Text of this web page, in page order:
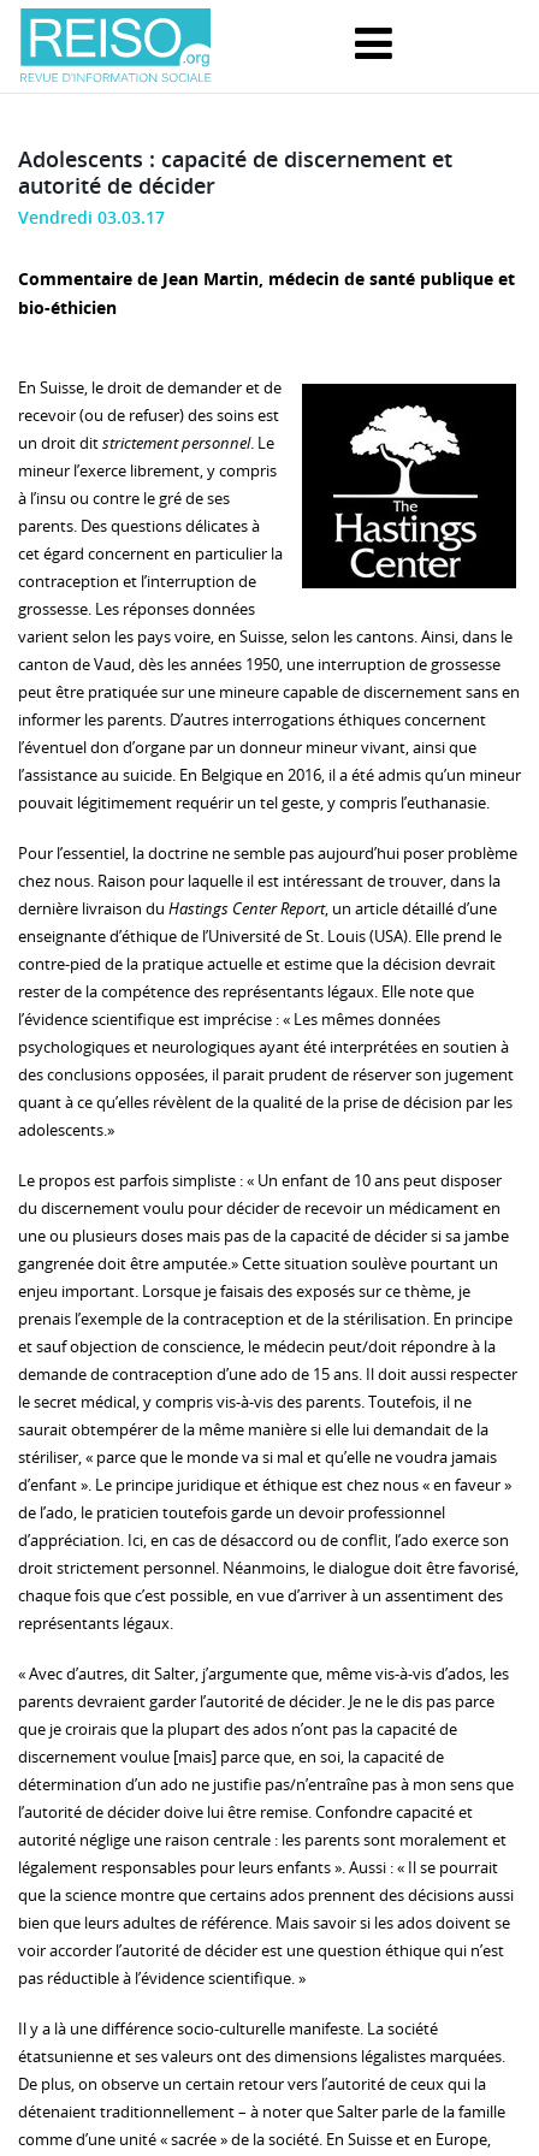
Adolescents : capacité de discernement et
autorité de décider
Vendredi 03.03.17
Commentaire de Jean Martin, médecin de santé publique et
bio-éthicien
En Suisse, le droit de demander et de
recevoir (ou de refuser) des soins est
un droit ditstrictement personnel. Le
mineur l’exerce librement, y compris
à l’insu ou contre le gré de ses
parents. Des questions délicates à
cet égard concernent en particulier la
contraception et l’interruption de
grossesse. Les réponses données
varient selon les pays voire, en Suisse, selon les cantons. Ainsi, dans le
canton de Vaud, dès les années 1950, une interruption de grossesse
peut être pratiquée sur une mineure capable de discernement sans en
informer les parents. D’autres interrogations éthiques concernent
l’éventuel don d’organe par un donneur mineur vivant, ainsi que
l’assistance au suicide. En Belgique en 2016, il a été admis qu’un mineur
pouvait légitimement requérir un tel geste, y compris l’euthanasie.
Pour l’essentiel, la doctrine ne semble pas aujourd’hui poser problème
chez nous. Raison pour laquelle il est intéressant de trouver, dans la
dernière livraison du Hastings Center Report, un article détaillé d’une
enseignante d’éthique de l’Université de St. Louis (USA). Elle prend le
contre-pied de la pratique actuelle et estime que la décision devrait
rester de la compétence des représentants légaux. Elle note que
l’évidence scientifique est imprécise : « Les mêmes données
psychologiques et neurologiques ayant été interprétées en soutien à
des conclusions opposées, il parait prudent de réserver son jugement
quant à ce qu’elles révèlent de la qualité de la prise de décision par les
adolescents.»
Le propos est parfois simpliste : « Un enfant de 10 ans peut disposer
du discernement voulu pour décider de recevoir un médicament en
une ou plusieurs doses mais pas de la capacité de décider si sa jambe
gangrenée doit être amputée.» Cette situation soulève pourtant un
enjeu important. Lorsque je faisais des exposés sur ce thème, je
prenais l’exemple de la contraception et de la stérilisation. En principe
et sauf objection de conscience, le médecin peut/doit répondre à la
demande de contraception d’une ado de 15 ans. Il doit aussi respecter
le secret médical, y compris vis-à-vis des parents. Toutefois, il ne
saurait obtempérer de la même manière si elle lui demandait de la
stériliser, « parce que le monde va si mal et qu’elle ne voudra jamais
d’enfant ». Le principe juridique et éthique est chez nous « en faveur »
de l’ado, le praticien toutefois garde un devoir professionnel
d’appréciation. Ici, en cas de désaccord ou de conflit, l’ado exerce son
droit strictement personnel. Néanmoins, le dialogue doit être favorisé,
chaque fois que c’est possible, en vue d’arriver à un assentiment des
représentants légaux.
« Avec d’autres, dit Salter, j’argumente que, même vis-à-vis d’ados, les
parents devraient garder l’autorité de décider. Je ne le dis pas parce
que je croirais que la plupart des ados n’ont pas la capacité de
discernement voulue [mais] parce que, en soi, la capacité de
détermination d’un ado ne justifie pas/n’entraîne pas à mon sens que
l’autorité de décider doive lui être remise. Confondre capacité et
autorité néglige une raison centrale : les parents sont moralement et
légalement responsables pour leurs enfants ». Aussi : « Il se pourrait
que la science montre que certains ados prennent des décisions aussi
bien que leurs adultes de référence. Mais savoir si les ados doivent se
voir accorder l’autorité de décider est une question éthique qui n’est
pas réductible à l’évidence scientifique. »
Il y a là une différence socio-culturelle manifeste. La société
étatsunienne et ses valeurs ont des dimensions légalistes marquées.
De plus, on observe un certain retour vers l’autorité de ceux qui la
détenaient traditionnellement – à noter que Salter parle de la famille
comme d’une unité « sacrée » de la société. En Suisse et en Europe,